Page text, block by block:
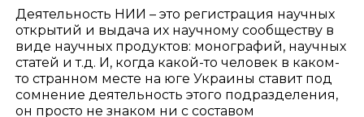
Деятельность НИИ – это регистрация научных
открытий и выдача их научному сообществу в
виде научных продуктов: монографий, научных
статей и т.д. И, когда какой-то человек в каком-
то странном месте на юге Украины ставит под
сомнение деятельность этого подразделения,
он просто не знаком ни с составом